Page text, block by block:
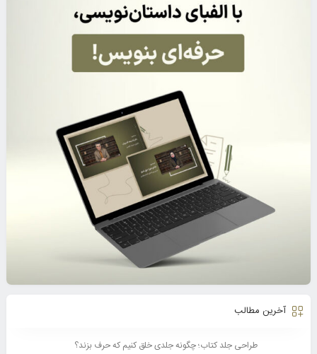
آخرین مطالب
طراحی جلد کتاب؛ چگونه جلدی خلق کنیم که حرف بزند؟